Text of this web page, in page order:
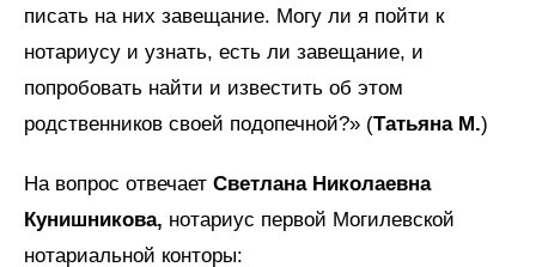
писать на них завещание. Могу ли я пойти к
нотариусу и узнать, есть ли завещание, и
попробовать найти и известить об этом
родственников своей подопечной?» (Татьяна М.)
На вопрос отвечает Светлана Николаевна
Кунишникова, нотариус первой Могилевской
нотариальной конторы: